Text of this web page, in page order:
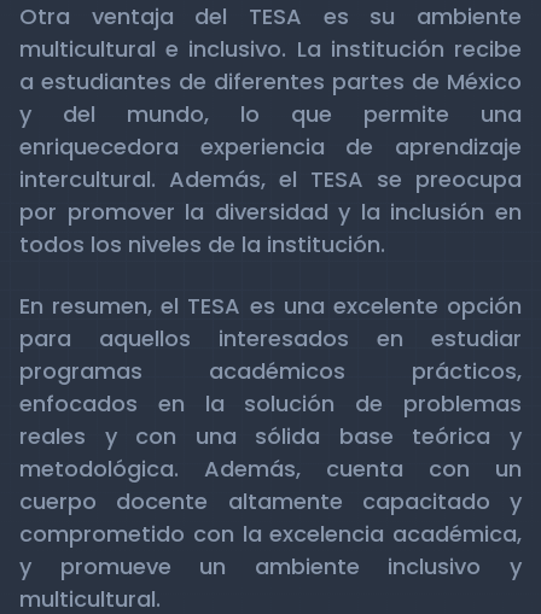
Otra ventaja del TESA es su ambiente
multicultural e inclusivo. La institución recibe
a estudiantes de diferentes partes de México
y del mundo, lo que permite una
enriquecedora experiencia de aprendizaje
intercultural. Además, el TESA se preocupa
por promover la diversidad y la inclusión en
todos los niveles de la institución.
En resumen, el TESA es una excelente opción
para aquellos interesados en estudiar
programas académicos prácticos,
enfocados en la solución de problemas
reales y con una sólida base teórica y
metodológica. Además, cuenta con un
cuerpo docente altamente capacitado y
comprometido con la excelencia académica,
y promueve un ambiente inclusivo y
multicultural.